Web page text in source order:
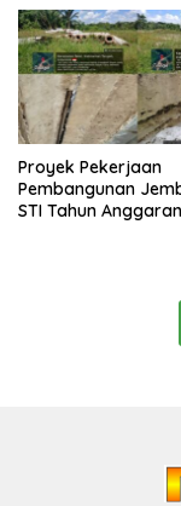
Proyek Pekerjaan
Pembangunan
STI Tahun